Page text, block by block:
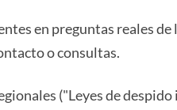
en preguntas reales de
o consultas.
("Leyes de